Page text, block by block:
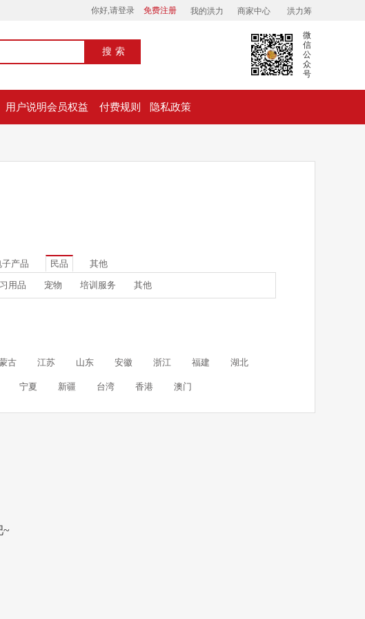
你好,请登录 免费注册 我的洪力 商家中心 洪力筹
搜索
微
信
公
众
号
用户说明会员权益 付费规则 隐私政策
子产品 民品 其他
用品 宠物 培训服务 其他
古 江苏 山东 安徽 浙江 福建 湖北
宁夏 新疆 台湾 香港 澳门
~